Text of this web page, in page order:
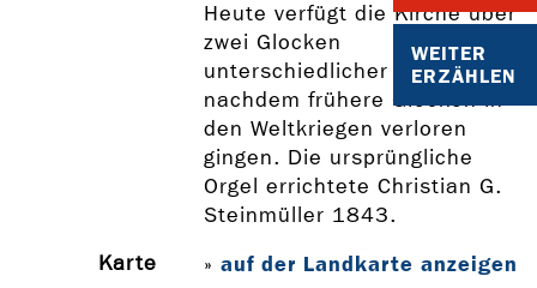
WEITER
ERZÄHLEN
Heute verfügt die Kirche über
zwei Glocken
unterschiedlicher Herkunft,
nachdem frühere Glocken in
den Weltkriegen verloren
gingen. Die ursprüngliche
Orgel errichtete Christian G.
Steinmüller 1843.
Karte
» auf der Landkarte anzeigen